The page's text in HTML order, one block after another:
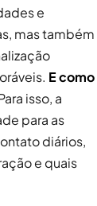
e
mas também
E como
isso, a
para as
diários,
e quais